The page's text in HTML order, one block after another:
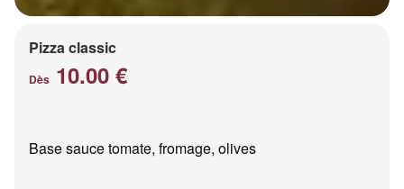
Pizza classic
Dès 10.00 €
Base sauce tomate, fromage, olives